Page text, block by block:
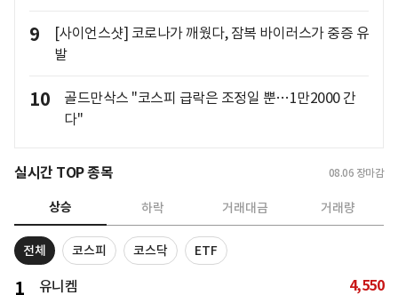
9
[사이언스샷] 코로나가 깨웠다, 잠복 바이러스가 중증 유
발
10
골드만삭스 "코스피 급락은 조정일 뿐…1만2000 간
다"
실시간 TOP 종목 08.06 장마감
상승 하락 거래대금 거래량
전체 코스피 코스닥 ETF
1 유니켐 4,550